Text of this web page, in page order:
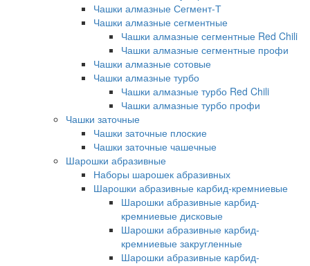
Чашки алмазные Сегмент-Т
Чашки алмазные сегментные
Чашки алмазные сегментные Red Chili
Чашки алмазные сегментные профи
Чашки алмазные сотовые
Чашки алмазные турбо
Чашки алмазные турбо Red Chili
Чашки алмазные турбо профи
Чашки заточные
Чашки заточные плоские
Чашки заточные чашечные
Шарошки абразивные
Наборы шарошек абразивных
Шарошки абразивные карбид-кремниевые
Шарошки абразивные карбид-
кремниевые дисковые
Шарошки абразивные карбид-
кремниевые закругленные
Шарошки абразивные карбид-